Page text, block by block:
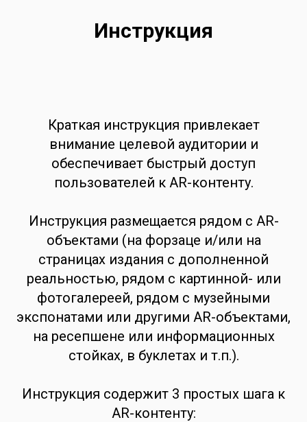
Инструкция
Краткая инструкция привлекает
внимание целевой аудитории и
обеспечивает быстрый доступ
пользователей к AR-контенту.
Инструкция размещается рядом с AR-
объектами (на форзаце и/или на
страницах издания с дополненной
реальностью, рядом с картинной- или
фотогалереей, рядом с музейными
экспонатами или другими AR-объектами,
на ресепшене или информационных
стойках, в буклетах и т.п.).
Инструкция содержит 3 простых шага к
AR-контенту: